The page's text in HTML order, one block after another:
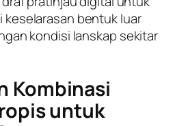
keselarasan bentuk luar
kondisi lanskap sekitar
Kombinasi
untuk